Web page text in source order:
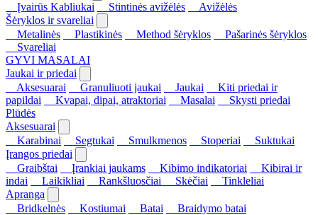
Įvairūs Kabliukai
Stintinės avižėlės
Avižėlės
Šėryklos ir svareliai
Metalinės
Plastikinės Method šėryklos
Pašarinės šėryklos
Svareliai
GYVI MASALAI
Jaukai ir priedai
Aksesuarai
Granuliuoti jaukai Jaukai
Kiti priedai ir
papildai
Kvapai, dipai, atraktoriai Masalai
Skysti priedai
Plūdės
Aksesuarai
Karabinai
Segtukai Smulkmenos Stoperiai
Suktukai
Įrangos priedai
Graibštai
Įrankiai jaukams Kibimo indikatoriai
Kibirai ir
indai
Laikikliai Rankšluosčiai Skėčiai
Tinkleliai
Apranga
Bridkelnės
Kostiumai Batai
Braidymo batai